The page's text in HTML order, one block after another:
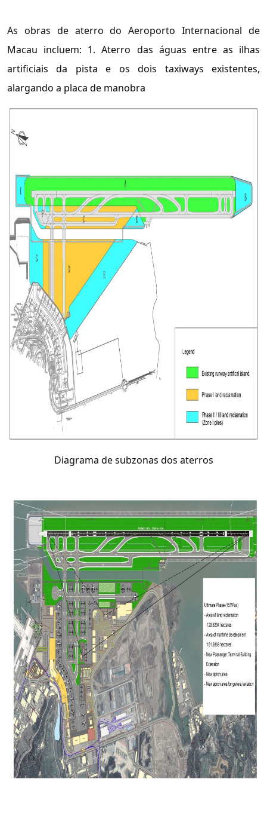
As obras de aterro do Aeroporto Internacional de
Macau incluem: 1. Aterro das águas entre as ilhas
artificiais da pista e os dois taxiways existentes,
alargando a placa de manobra
Diagrama de subzonas dos aterros